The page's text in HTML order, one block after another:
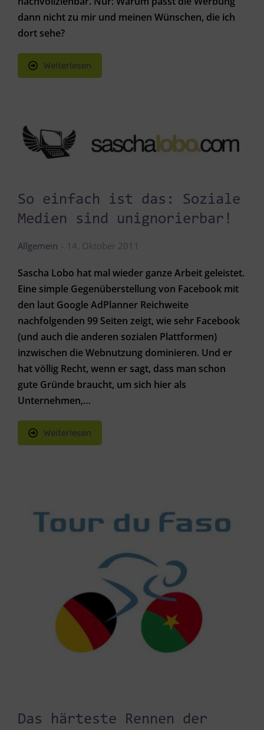
dann nicht zu mir und meinen Wünschen, die ich
dort sehe?
Weiterlesen
So einfach ist das: Soziale
Medien sind unignorierbar!
Allgemein 14. Oktober 2011
Sascha Lobo hat mal wieder ganze Arbeit geleistet.
Eine simple Gegenüberstellung von Facebook mit
den laut Google AdPlanner Reichweite
nachfolgenden 99 Seiten zeigt, wie sehr Facebook
(und auch die anderen sozialen Plattformen)
inzwischen die Webnutzung dominieren. Und er
hat völlig Recht, wenn er sagt, dass man schon
gute Gründe braucht, um sich hier als
Unternehmen,…
Weiterlesen
Das härteste Rennen der